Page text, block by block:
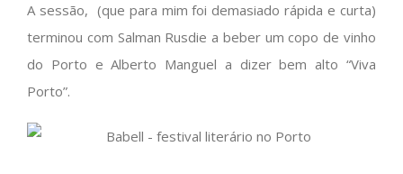
A sessão, (que para mim foi demasiado rápida e curta)
terminou com Salman Rusdie a beber um copo de vinho
do Porto e Alberto Manguel a dizer bem alto “Viva
Porto”.